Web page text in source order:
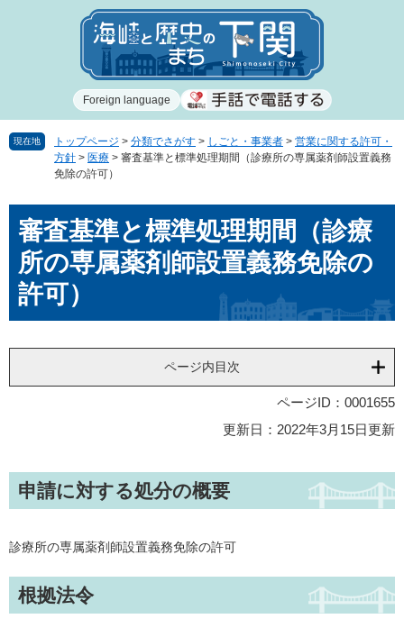
で
ば
Foreign language
現在地 トップページ > 分類でさがす > しごと・事業者 > 営業に関する許可・
方針 > 医療 > 審査基準と標準処理期間（診療所の専属薬剤師設置義務
免除の許可）
文審査基準と標準処理期間（診療
所の専属薬剤師設置義務免除の
許可）
ページ内目次
ページID：0001655
更新日：2022年3月15日更新
申請に対する処分の概要
診療所の専属薬剤師設置義務免除の許可
根拠法令